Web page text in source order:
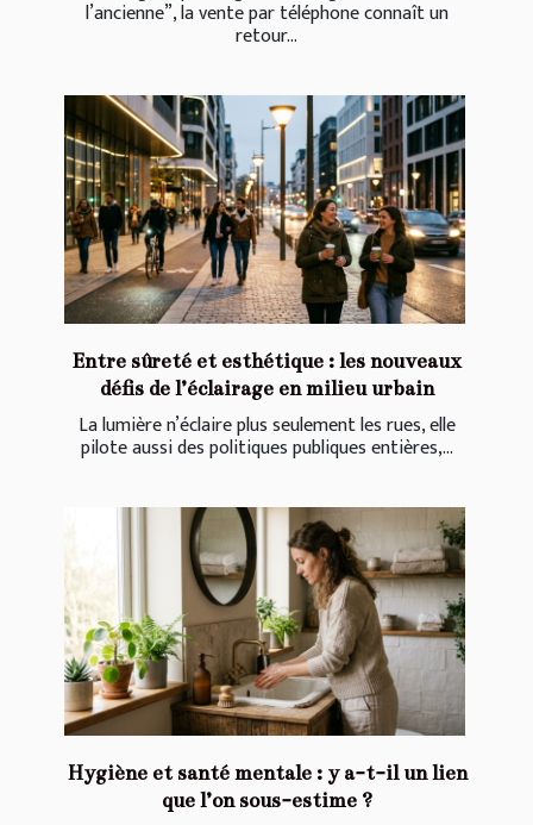
l’ancienne”, la vente par téléphone connaît un
retour...
Entre sûreté et esthétique : les nouveaux
défis de l’éclairage en milieu urbain
La lumière n’éclaire plus seulement les rues, elle
pilote aussi des politiques publiques entières,...
Hygiène et santé mentale : y a-t-il un lien
que l’on sous-estime ?